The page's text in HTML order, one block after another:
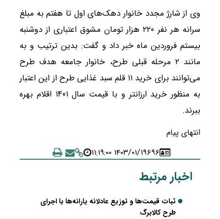
وی از شارژ مجدد خانوار دهک‌های اول تا هفتم به مبلغ
سرانه هر نفر ٢٢٠ هزار تومان مشوق اعتباری از دوشنبه
بیستم فروردین ماه خبر داد و گفت: بدین ترتیب و به
مانند ٢ مرحله قبلی طرح، خانوار جامعه هدف طرح
می‌توانند برای خرید ١١ قلم سبد غذایی طرح از این اعتبار
به منظور خرید ارزانتر و با قیمت سال ١۴٠١ اقلام بهره
ببرند.
انتهای پیام
۶۹۶۱۴۰۳/۰۱/۱۹ ۱۱:۱۹:۰۰
اخبار مرتبط
ثبات قیمت‌ها و توزیع عادلانه یارانه‌ها با اجرای
طرح کالابرگ